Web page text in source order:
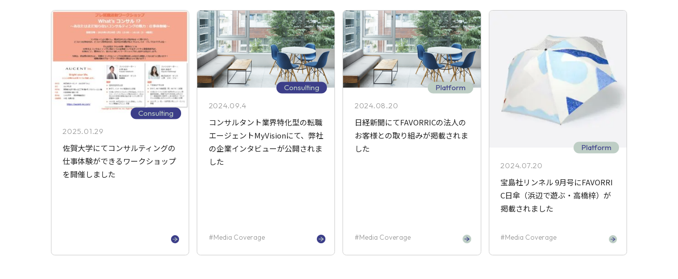
Consulting
2025.01.29
佐賀大学にてコンサルティングの
仕事体験ができるワークショップ
を開催しました
Consulting
2024.09.4
コンサルタント業界特化型の転職
エージェントMyVisionにて、弊社
の企業インタビューが公開されま
した
Media Coverage
Platform
2024.08.20
日経新聞にてFAVORRICの法人の
お客様との取り組みが掲載されま
した
Media Coverage
Platform
2024.07.20
宝島社リンネル 9月号にFAVORRI
C日傘（浜辺で遊ぶ・高橋梓）が
掲載されました
Media Coverage